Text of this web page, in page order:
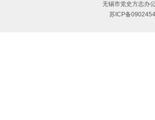
无锡市党史方志办
苏ICP备